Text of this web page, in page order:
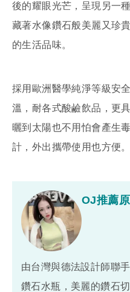
後的耀眼光芒，呈現另一
藏著水像鑽石般美麗又珍
的生活品味。
採用歐洲醫學純淨等級安
溫，耐各式酸鹼飲品，更
曬到太陽也不用怕會產生
計，外出攜帶使用也方便。
OJ推薦
由台灣與德法設計師聯
鑽石水瓶，美麗的鑽石